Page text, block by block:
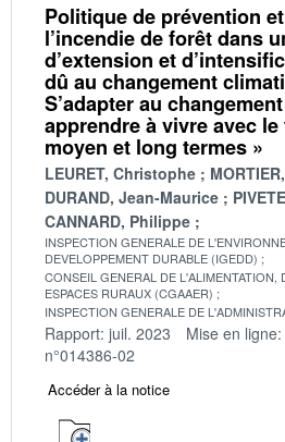
Politique de prévention
l’incendie de forêt dans
d’extension et
dû au changement
S’adapter au changement
apprendre à vivre avec
moyen et long termes »
LEURET, Christophe
DURAND, Jean-Maurice
CANNARD, Philippe
INSPECTION GENERALE DE
DEVELOPPEMENT DURABLE (IGEDD)
CONSEIL GENERAL DE L'ALIMENTATION,
ESPACES RURAUX (CGAAER)
INSPECTION GENERALE DE
Rapport: juil. 2023 Mise en
n°014386-02
Accéder à la notice